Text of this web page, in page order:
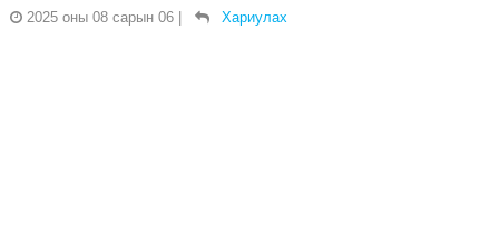
2025 оны 08 сарын 06 | Хариулах